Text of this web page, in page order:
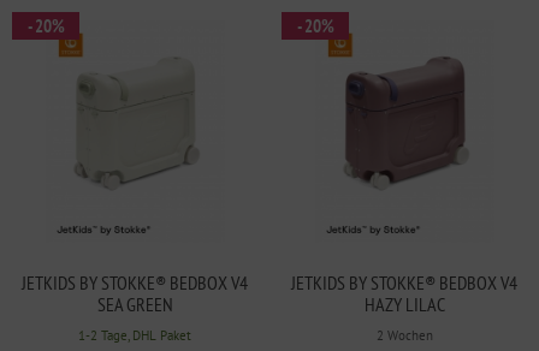
JETKIDS BY STOKKE® BEDBOX V4
SEA GREEN
1-2 Tage, DHL Paket
- 20%
JETKIDS BY STOKKE® BEDBOX V4
HAZY LILAC
2 Wochen
- 20%